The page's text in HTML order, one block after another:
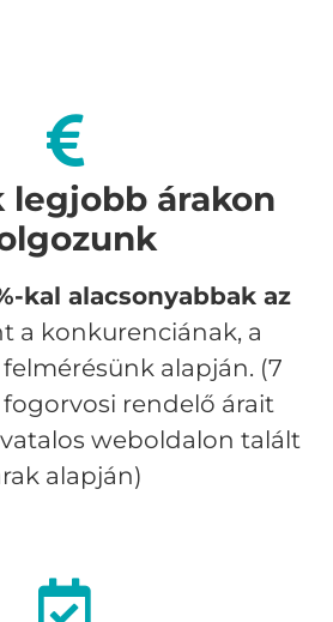
legjobb árakon
kal alacsonyabbak az
a konkurenciának, a
felmérésünk alapján. (7
rendelő árait
weboldalon talált
alapján)